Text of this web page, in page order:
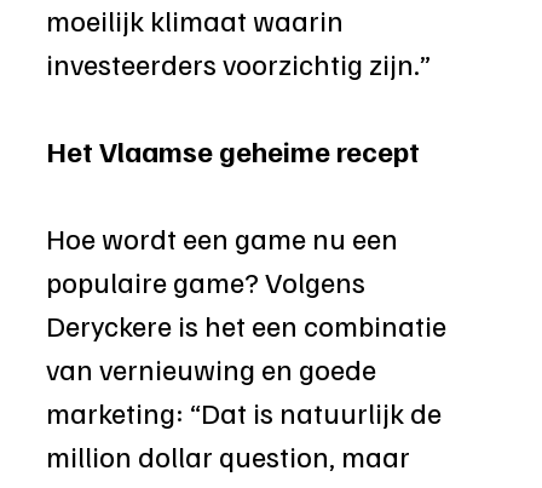
moeilijk klimaat waarin
investeerders voorzichtig zijn.”
Het Vlaamse geheime recept
Hoe wordt een game nu een
populaire game? Volgens
Deryckere is het een combinatie
van vernieuwing en goede
marketing: “Dat is natuurlijk de
million dollar question, maar